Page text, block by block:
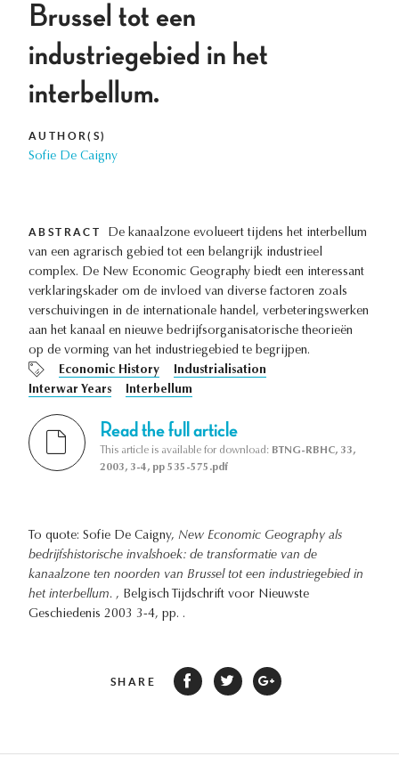
Brussel tot een
industriegebied in het
interbellum.
AUTHOR(S)
Sofie De Caigny
ABSTRACT
De kanaalzone evolueert tijdens het interbellum
van een agrarisch gebied tot een belangrijk industrieel
complex. De New Economic Geography biedt een interessant
verklaringskader om de invloed van diverse factoren zoals
verschuivingen in de internationale handel, verbeteringswerken
aan het kanaal en nieuwe bedrijfsorganisatorische theorieën
op de vorming van het industriegebied te begrijpen.
Economic History
Industrialisation
Interwar Years
Interbellum
Read the full article
This article is available for download: BTNG-RBHC, 33,
2003, 3-4, pp 535-575.pdf
To quote: Sofie De Caigny, New Economic Geography als
bedrijfshistorische invalshoek: de transformatie van de
kanaalzone ten noorden van Brussel tot een industriegebied in
het interbellum. , Belgisch Tijdschrift voor Nieuwste
Geschiedenis 2003 3-4, pp. .
SHARE